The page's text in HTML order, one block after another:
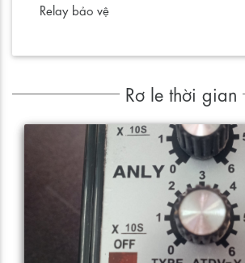
Relay bảo vệ
Rơ le thời gian